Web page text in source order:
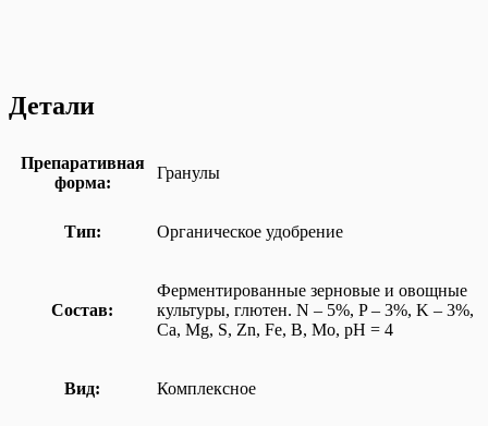
Детали
Препаративная
форма:
Гранулы
Тип: Органическое удобрение
Состав:
Ферментированные зерновые и овощные
культуры, глютен. N – 5%, P – 3%, K – 3%,
Ca, Mg, S, Zn, Fe, B, Mo, pH = 4
Вид: Комплексное